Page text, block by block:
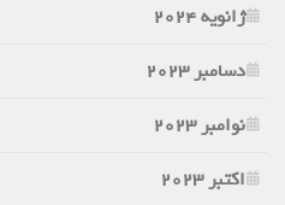
ژانویه 2024
دسامبر 2023
نوامبر 2023
اکتبر 2023